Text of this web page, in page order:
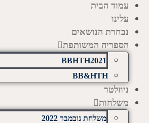
עמוד הבית
עלינו
נבחרת הנושאים
הספריה המשותפת
BBHTH2021
BB&HTH
ניוזלטר
משלחות
משלחת נובמבר 2022